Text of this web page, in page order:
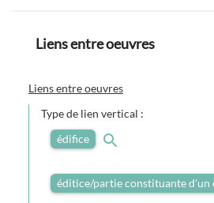
Liens entre oeuvres
Liens entre oeuvres
Type de lien vertical :
édifice
éditice/partie constituante d'un